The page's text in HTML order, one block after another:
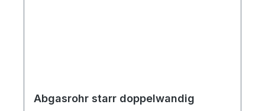
Abgasrohr starr doppelwandig